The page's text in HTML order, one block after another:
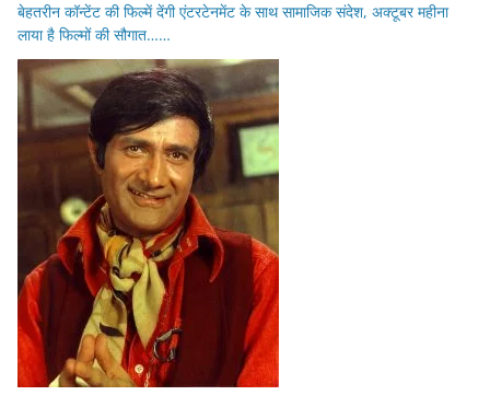
बेहतरीन कॉन्टेंट की फिल्में देंगी एंटरटेनमेंट के साथ सामाजिक संदेश, अक्टूबर महीना
लाया है फिल्मों की सौगात……